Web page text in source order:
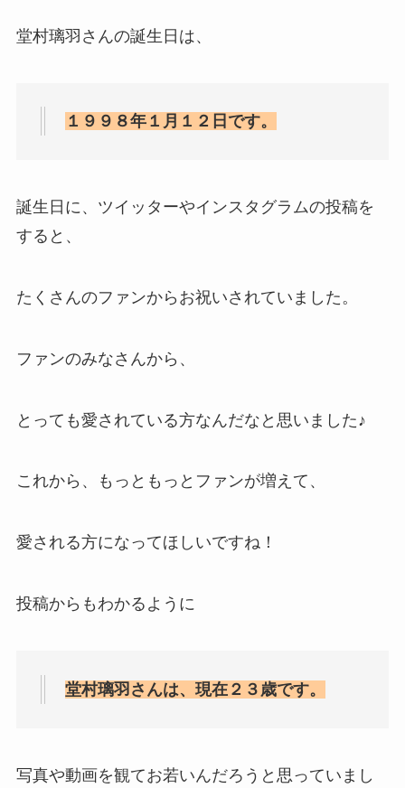
堂村璃羽さんの誕生日は、
１９９８年１月１２日です。
誕生日に、ツイッターやインスタグラムの投稿を
すると、
たくさんのファンからお祝いされていました。
ファンのみなさんから、
とっても愛されている方なんだなと思いました♪
これから、もっともっとファンが増えて、
愛される方になってほしいですね！
投稿からもわかるように
堂村璃羽さんは、現在２３歳です。
写真や動画を観てお若いんだろうと思っていまし